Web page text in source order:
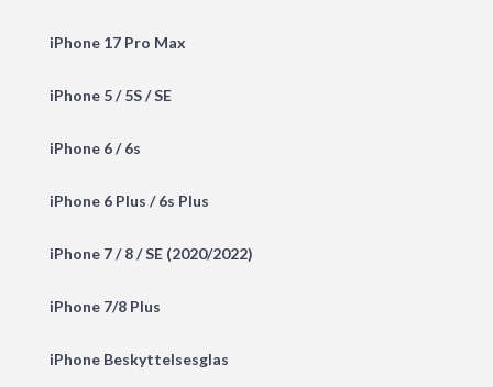
iPhone 17 Pro Max
iPhone 5 / 5S / SE
iPhone 6 / 6s
iPhone 6 Plus / 6s Plus
iPhone 7 / 8 / SE (2020/2022)
iPhone 7/8 Plus
iPhone Beskyttelsesglas